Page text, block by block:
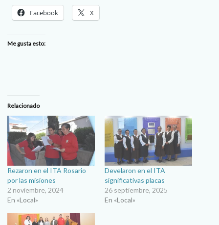
Facebook X
Me gusta esto:
Relacionado
Rezaron en el ITA Rosario
por las misiones
2 noviembre, 2024
En «Local»
Develaron en el ITA
significativas placas
26 septiembre, 2025
En «Local»